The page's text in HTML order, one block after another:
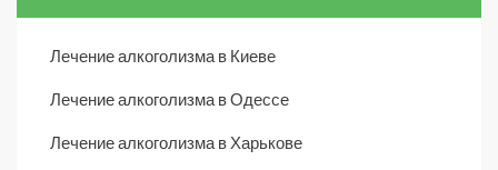
Лечение алкоголизма в Киеве
Лечение алкоголизма в Одессе
Лечение алкоголизма в Харькове